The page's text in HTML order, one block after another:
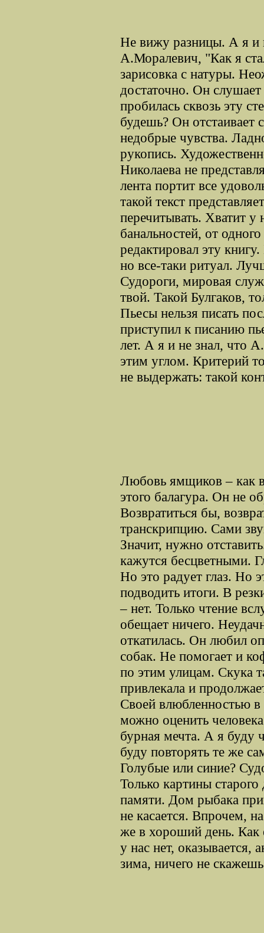
Не вижу разницы. А я и
А.Моралевич, "Как я
зарисовка с натуры.
достаточно. Он
пробилась сквозь эту
будешь? Он отстаивает
недобрые чувства.
рукопись.
Николаева не
лента портит все
такой текст
перечитывать. Хватит у
банальностей, от
редактировал эту
но все-таки ритуал.
Судороги, мировая
твой. Такой Булгаков,
Пьесы нельзя писать
приступил к писанию
лет. А я и не знал, что
этим углом. Критерий
не выдержать: такой
Любовь ямщиков – как
этого балагура. Он не
Возвратиться бы,
транскрипцию. Сами
Значит, нужно
кажутся бесцветными.
Но это радует глаз. Но
подводить итоги. В
– нет. Только чтение
обещает ничего.
откатилась. Он любил
собак. Не помогает и
по этим улицам. Скука
привлекала и
Своей влюбленностью
можно оценить
бурная мечта. А я буду
буду повторять те же
Голубые или синие?
Только картины
памяти. Дом рыбака
не касается. Впрочем,
же в хороший день. Как
у нас нет, оказывается,
зима, ничего не